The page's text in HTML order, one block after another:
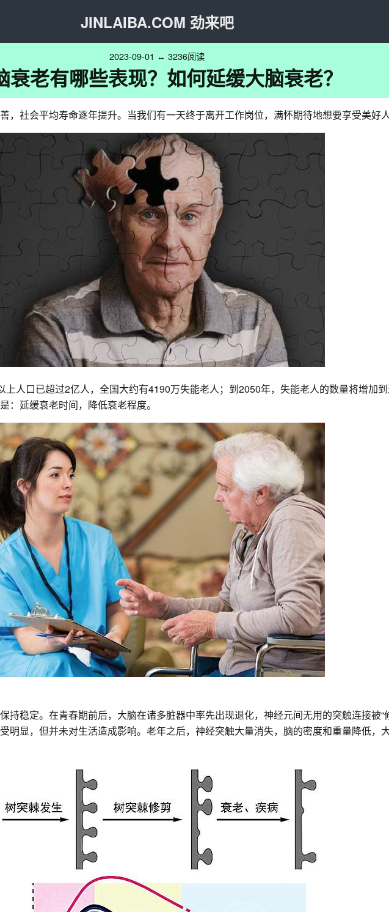
JINLAIBA.COM 劲来吧
2023-09-01 ↔ 3236阅读
衰老有哪些表现？如何延缓大脑衰老？
，社会平均寿命逐年提升。当我们有一天终于离开工作岗位，满怀期待地想要享受美好
人口已超过2亿人，全国大约有4190万失能老人；到2050年，失能老人的数量将增加到
：延缓衰老时间，降低衰老程度。
稳定。在青春期前后，大脑在诸多脏器中率先出现退化，神经元间无用的突触连接被“
明显，但并未对生活造成影响。老年之后，神经突触大量消失，脑的密度和重量降低，